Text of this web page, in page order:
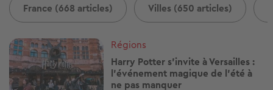
France (668 articles) Villes (650 articles)
Image
Régions
Harry Potter s'invite à Versailles :
l'événement magique de l'été à
ne pas manquer